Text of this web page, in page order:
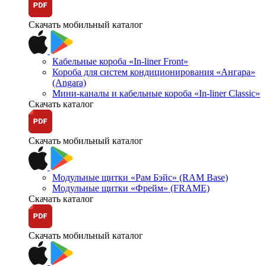
Скачать мобильный каталог
Кабельные короба «In-liner Front»
Короба для систем кондиционирования «Ангара»
(Angara)
Мини-каналы и кабельные короба «In-liner Classic»
Скачать каталог
Скачать мобильный каталог
Модульные щитки «Рам Бэйс» (RAM Base)
Модульные щитки «Фрейм» (FRAME)
Скачать каталог
Скачать мобильный каталог